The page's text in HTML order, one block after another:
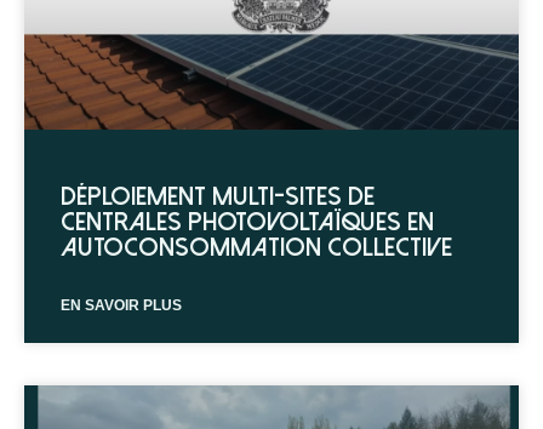
Déploiement multi-sites de
centrales photovoltaïques en
autoconsommation collective
EN SAVOIR PLUS